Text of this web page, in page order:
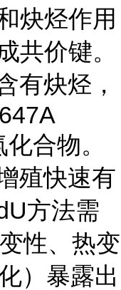
炔烃作用
共价键。
有炔烃，
合物。
殖快速有
方法需
性、热变
）暴露出